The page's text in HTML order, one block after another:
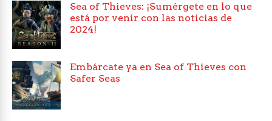
Sea of Thieves: ¡Sumérgete en lo que
está por venir con las noticias de
2024!
Embárcate ya en Sea of Thieves con
Safer Seas